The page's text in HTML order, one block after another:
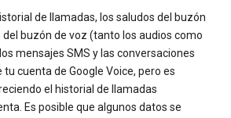
de llamadas, los saludos del buzón
buzón de voz (tanto los audios como
mensajes SMS y las conversaciones
cuenta de Google Voice, pero es
el historial de llamadas
Es posible que algunos datos se